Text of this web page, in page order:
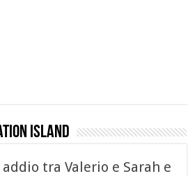
island
tra Valerio e Sarah e